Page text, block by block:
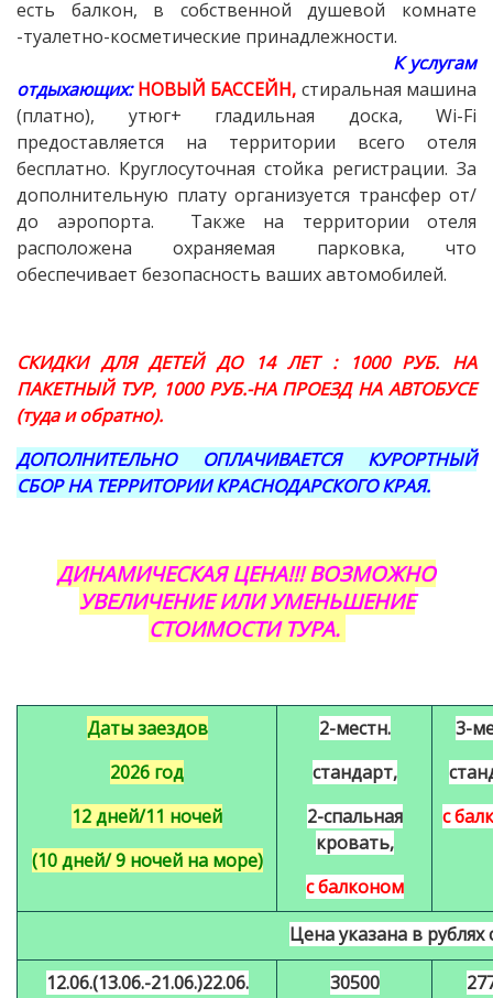
есть балкон, в собственной душевой комнате
-туалетно-косметические принадлежности.
К услугам
отдыхающих: НОВЫЙ БАССЕЙН, стиральная машина
(платно), утюг+ гладильная доска, Wi-Fi
предоставляется на территории всего отеля
бесплатно. Круглосуточная стойка регистрации. За
дополнительную плату организуется трансфер от/
до аэропорта. Также на территории отеля
расположена охраняемая парковка, что
обеспечивает безопасность ваших автомобилей.
СКИДКИ ДЛЯ ДЕТЕЙ ДО 14 ЛЕТ : 1000 РУБ. НА
ПАКЕТНЫЙ ТУР, 1000 РУБ.-НА ПРОЕЗД НА АВТОБУСЕ
(туда и обратно).
ДОПОЛНИТЕЛЬНО ОПЛАЧИВАЕТСЯ КУРОРТНЫЙ
СБОР НА ТЕРРИТОРИИ КРАСНОДАРСКОГО КРАЯ.
ДИНАМИЧЕСКАЯ ЦЕНА!!! ВОЗМОЖНО
УВЕЛИЧЕНИЕ ИЛИ УМЕНЬШЕНИЕ
СТОИМОСТИ ТУРА.
Даты заездов
2026 год
12 дней/11 ночей
(10 дней/ 9 ночей на море)
2-местн.
стандарт,
2-спальная
кровать,
с балконом
3-
с
Цена указана в рублях
12.06.(13.06.-21.06.)22.06.
30500